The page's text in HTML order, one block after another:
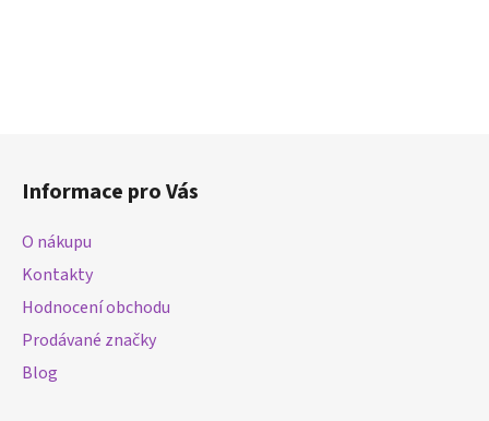
Informace pro Vás
O nákupu
Kontakty
Hodnocení obchodu
Prodávané značky
Blog